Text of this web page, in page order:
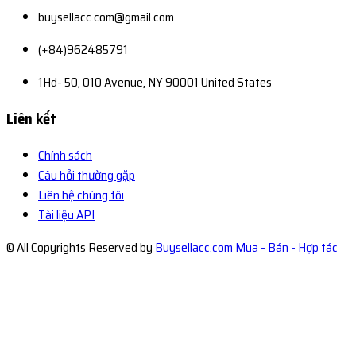
buysellacc.com@gmail.com
(+84)962485791
1Hd- 50, 010 Avenue, NY 90001 United States
Liên kết
Chính sách
Câu hỏi thường gặp
Liên hệ chúng tôi
Tài liệu API
© All Copyrights Reserved by Buysellacc.com Mua - Bán - Hợp tác